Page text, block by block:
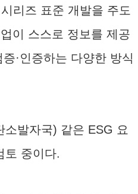
리즈 표준 개발을 주도
이 스스로 정보를 제공
·인증하는 다양한 방식
발자국) 같은 ESG 요
토 중이다.